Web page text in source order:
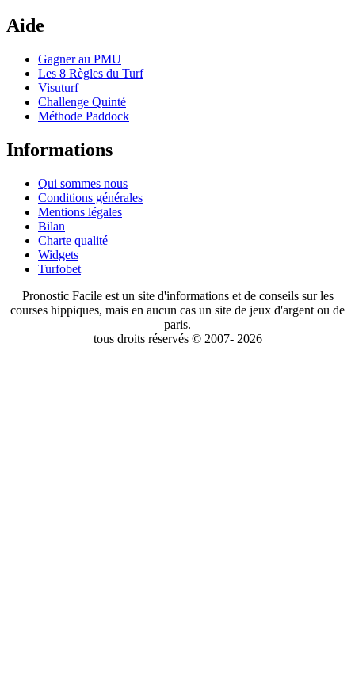
Aide
Gagner au PMU
Les 8 Règles du Turf
Visuturf
Challenge Quinté
Méthode Paddock
Informations
Qui sommes nous
Conditions générales
Mentions légales
Bilan
Charte qualité
Widgets
Turfobet
Pronostic Facile est un site d'informations et de conseils sur les
courses hippiques, mais en aucun cas un site de jeux d'argent ou de
paris.
tous droits réservés © 2007- 2026